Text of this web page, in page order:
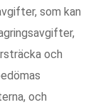
som kan
och
och